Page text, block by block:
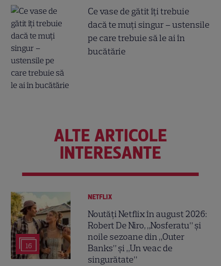
Ce vase de gătit îți trebuie
dacă te muți singur – ustensile
pe care trebuie să le ai în
bucătărie
ALTE ARTICOLE
INTERESANTE
16
NETFLIX
Noutăți Netflix în august 2026:
Robert De Niro, „Nosferatu” și
noile sezoane din „Outer
Banks” și „Un veac de
singurătate”